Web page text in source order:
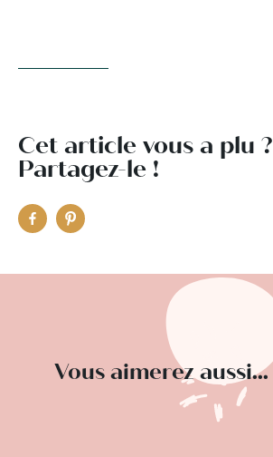
Cet article vous a plu ?
Partagez-le !
Vous aimerez aussi...